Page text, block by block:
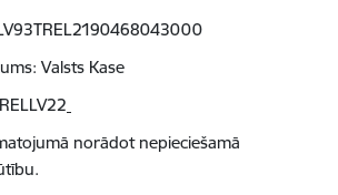
Valsts Kase
norādot nepieciešamā